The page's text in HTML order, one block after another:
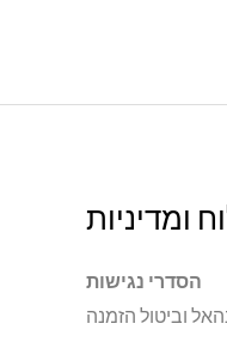
ומדיניות
הסדרי נגישות
וביטול הזמנה